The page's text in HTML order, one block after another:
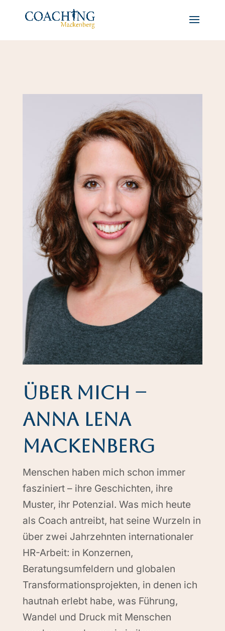
Über mich –
Anna Lena
Mackenberg
Menschen haben mich schon immer
fasziniert – ihre Geschichten, ihre
Muster, ihr Potenzial. Was mich heute
als Coach antreibt, hat seine Wurzeln in
über zwei Jahrzehnten internationaler
HR-Arbeit: in Konzernen,
Beratungsumfeldern und globalen
Transformationsprojekten, in denen ich
hautnah erlebt habe, was Führung,
Wandel und Druck mit Menschen